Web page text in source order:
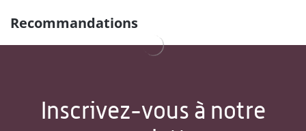
Recommandations
Inscrivez-vous à notre